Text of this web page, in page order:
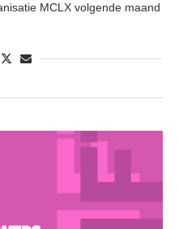
MCLX volgende maand